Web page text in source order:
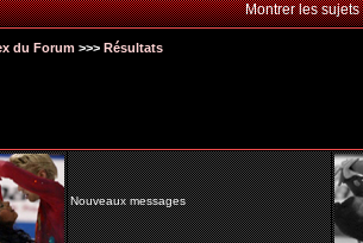
Montrer les
du Forum >>> Résultats
Nouveaux messages